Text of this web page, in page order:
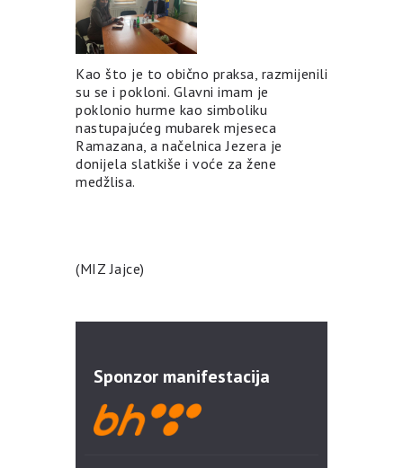
Kao što je to obično praksa, razmijenili
su se i pokloni. Glavni imam je
poklonio hurme kao simboliku
nastupajućeg mubarek mjeseca
Ramazana, a načelnica Jezera je
donijela slatkiše i voće za žene
medžlisa.
(MIZ Jajce)
Sponzor manifestacija